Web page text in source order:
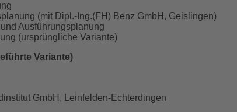
(mit Dipl.-Ing.(FH) Benz GmbH, Geislingen)
Ausführungsplanung
(ursprüngliche Variante)
Variante)
GmbH, Leinfelden-Echterdingen